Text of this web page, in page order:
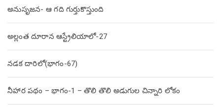
అనుసృజన- ఆ గది గుర్తుకొస్తుంది
అల్లంత దూరాన ఆస్ట్రేలియాలో-27
నడక దారిలో(భాగం-67)
నీహార పథం – భాగం-1 – తొలి తొలి అడుగుల చిన్నారి లోకం